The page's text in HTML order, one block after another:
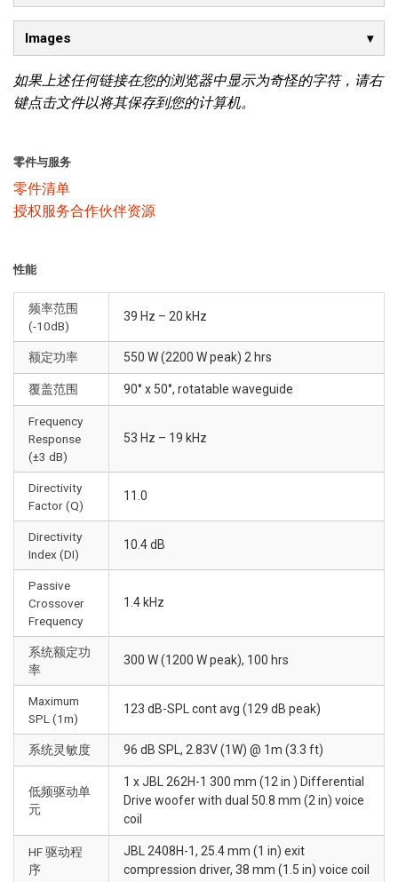
Images
如果上述任何链接在您的浏览器中显示为奇怪的字符，请右
键点击文件以将其保存到您的计算机。
零件与服务
零件清单
授权服务合作伙伴资源
性能
频率范围
(-10dB)
39 Hz – 20 kHz
额定功率 550 W (2200 W peak) 2 hrs
覆盖范围 90° x 50°, rotatable waveguide
Frequency
Response
(±3 dB)
53 Hz – 19 kHz
Directivity
Factor (Q)
11.0
Directivity
Index (DI)
10.4 dB
Passive
Crossover
Frequency
1.4 kHz
系统额定功
率
300 W (1200 W peak), 100 hrs
Maximum
SPL (1m)
123 dB-SPL cont avg (129 dB peak)
系统灵敏度 96 dB SPL, 2.83V (1W) @ 1m (3.3 ft)
低频驱动单
元
1 x JBL 262H-1 300 mm (12 in ) Differential
Drive woofer with dual 50.8 mm (2 in) voice
coil
HF 驱动程
序
JBL 2408H-1, 25.4 mm (1 in) exit
compression driver, 38 mm (1.5 in) voice coil